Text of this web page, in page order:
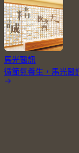
馬光醫訊
循節氣養生，馬光醫